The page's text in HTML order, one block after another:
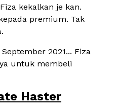
kekalkan je kan.
premium. Tak
2021... Fiza
untuk membeli
Haster